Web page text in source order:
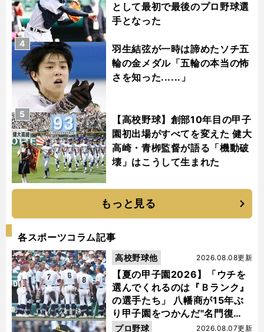
として最初で最後のプロ野球選
手となった
羽生結弦が一時は諦めたソチ五
輪の金メダル「五輪の本当の怖
さを知った......」
4
【高校野球】創部10年目の甲子
園初出場がすべてを変えた 健大
高崎・青栁監督が語る「機動破
壊」はこうして生まれた
5
もっと見る
各スポーツコラム記事
【夏の甲子園2026】「ウチを
選んでくれるのは『Ｂランク』
の選手たち」 八幡商が15年ぶ
り甲子園をつかんだ"名門復
活"の舞台裏
2026.08.08更新
高校野球他
2026.08.07更新
プロ野球